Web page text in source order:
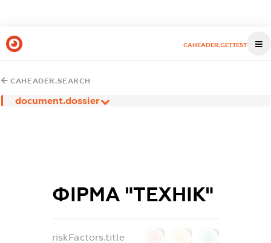
CAHEADER.GETTEST
CAHEADER.SEARCH
document.dossier
ФІРМА "ТЕХНІК"
riskFactors.title